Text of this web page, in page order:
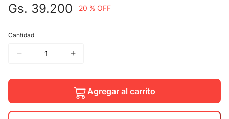
Gs. 39.200 20 % OFF
Cantidad
Agregar al carrito
7. nike